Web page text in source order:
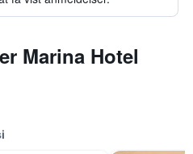
Marina Hotel